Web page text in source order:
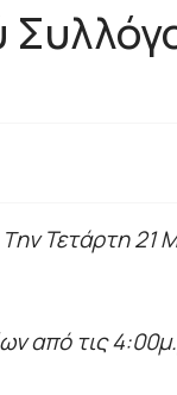
Την Τετάρτη 21
από τις